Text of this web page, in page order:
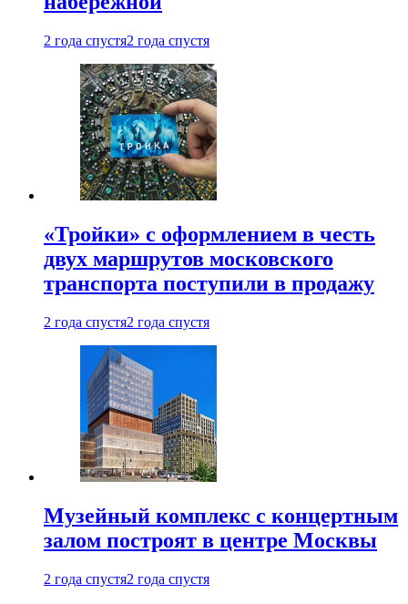
2 года спустя2 года спустя
«Тройки» с оформлением в честь
двух маршрутов московского
транспорта поступили в продажу
2 года спустя2 года спустя
Музейный комплекс с концертным
залом построят в центре Москвы
2 года спустя2 года спустя